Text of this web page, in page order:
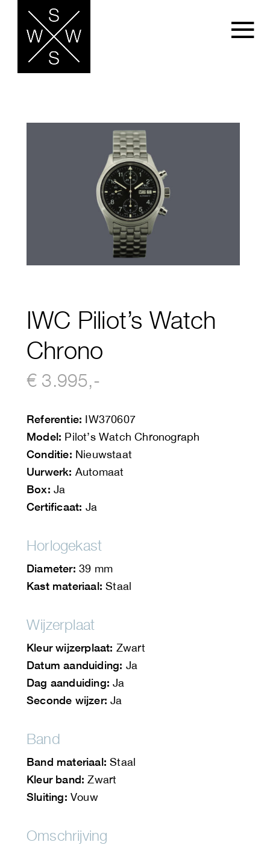
IWC Piliot’s Watch
Chrono
€ 3.995,-
Referentie: IW370607
Model: Pilot’s Watch Chronograph
Conditie: Nieuwstaat
Uurwerk: Automaat
Box: Ja
Certificaat: Ja
Horlogekast
Diameter: 39 mm
Kast materiaal: Staal
Wijzerplaat
Kleur wijzerplaat: Zwart
Datum aanduiding: Ja
Dag aanduiding: Ja
Seconde wijzer: Ja
Band
Band materiaal: Staal
Kleur band: Zwart
Sluiting: Vouw
Omschrijving